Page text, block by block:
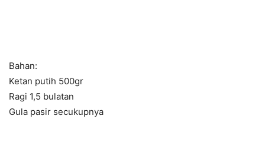
Bahan:
Ketan putih 500gr
Ragi 1,5 bulatan
Gula pasir secukupnya